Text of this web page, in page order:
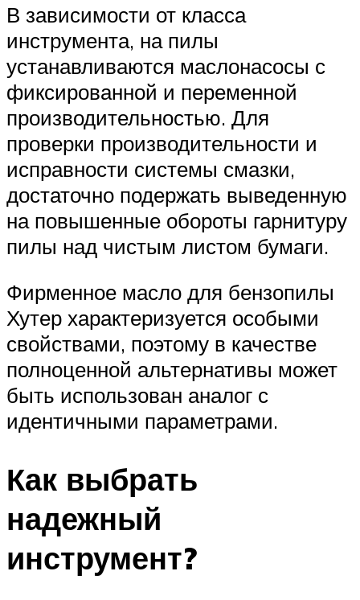
В зависимости от класса
инструмента, на пилы
устанавливаются маслонасосы с
фиксированной и переменной
производительностью. Для
проверки производительности и
исправности системы смазки,
достаточно подержать выведенную
на повышенные обороты гарнитуру
пилы над чистым листом бумаги.
Фирменное масло для бензопилы
Хутер характеризуется особыми
свойствами, поэтому в качестве
полноценной альтернативы может
быть использован аналог с
идентичными параметрами.
Как выбрать
надежный
инструмент?